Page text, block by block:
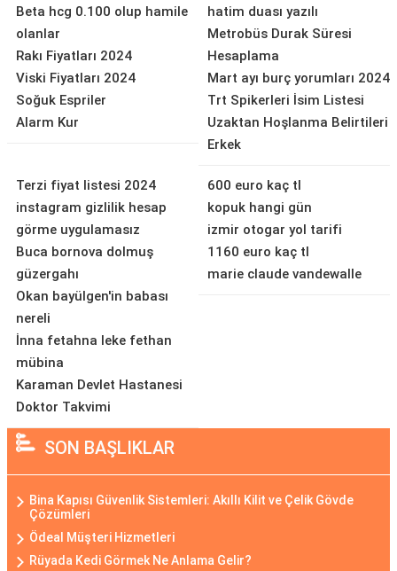
Beta hcg 0.100 olup hamile
olanlar
Rakı Fiyatları 2024
Viski Fiyatları 2024
Soğuk Espriler
Alarm Kur
hatim duası yazılı
Metrobüs Durak Süresi
Hesaplama
Mart ayı burç yorumları 2024
Trt Spikerleri İsim Listesi
Uzaktan Hoşlanma Belirtileri
Erkek
Terzi fiyat listesi 2024
instagram gizlilik hesap
görme uygulamasız
Buca bornova dolmuş
güzergahı
Okan bayülgen'in babası
nereli
İnna fetahna leke fethan
mübina
Karaman Devlet Hastanesi
Doktor Takvimi
600 euro kaç tl
kopuk hangi gün
izmir otogar yol tarifi
1160 euro kaç tl
marie claude vandewalle
SON BAŞLIKLAR
Bina Kapısı Güvenlik Sistemleri: Akıllı Kilit ve Çelik Gövde
Çözümleri
Ödeal Müşteri Hizmetleri
Rüyada Kedi Görmek Ne Anlama Gelir?